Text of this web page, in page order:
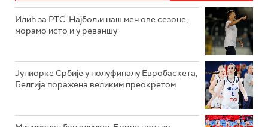
Илић за РТС: Најбољи наш меч ове сезоне,
морамо исто и у реваншу
Јуниорке Србије у полуфиналу Евробаскета,
Белгија поражена великим преокретом